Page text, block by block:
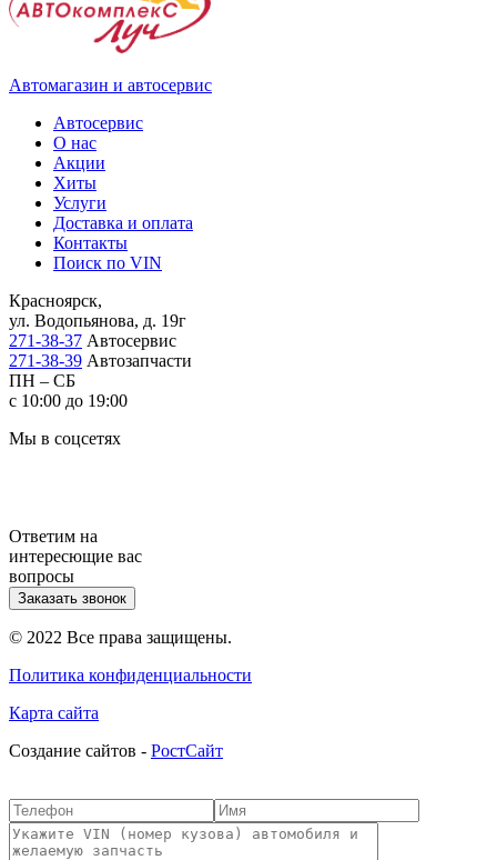
Автомагазин и автосервис
Автосервис
О нас
Акции
Хиты
Услуги
Доставка и оплата
Контакты
Поиск по VIN
Красноярск,
ул. Водопьянова, д. 19г
271-38-37 Автосервис
271-38-39 Автозапчасти
ПН – СБ
с 10:00 до 19:00
Мы в соцсетях
Ответим на
интересющие вас
вопросы
Заказать звонок
© 2022 Все права защищены.
Политика конфиденциальности
Карта сайта
Cоздание сайтов - РостСайт